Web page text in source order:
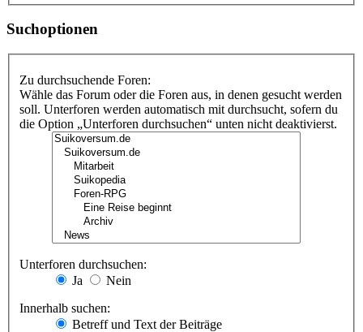
Suchoptionen
Zu durchsuchende Foren:
Wähle das Forum oder die Foren aus, in denen gesucht werden
soll. Unterforen werden automatisch mit durchsucht, sofern du
die Option „Unterforen durchsuchen“ unten nicht deaktivierst.
Unterforen durchsuchen:
Ja
Nein
Innerhalb suchen:
Betreff und Text der Beiträge